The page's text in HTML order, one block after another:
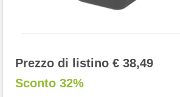
Prezzo di listino € 38,49
Sconto 32%